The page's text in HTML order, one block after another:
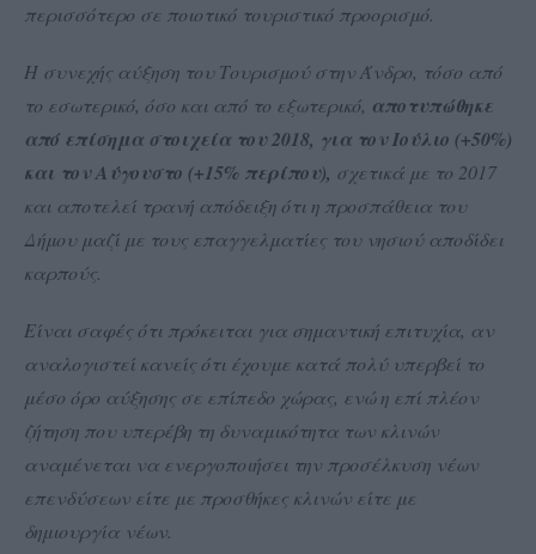
περισσότερο σε ποιοτικό τουριστικό προορισμό.
Η συνεχής αύξηση του Τουρισμού στην Άνδρο, τόσο από
το εσωτερικό, όσο και από το εξωτερικό, αποτυπώθηκε
από επίσημα στοιχεία του 2018, για τον Ιούλιο (+50%)
και τον Αύγουστο (+15% περίπου), σχετικά με το 2017
και αποτελεί τρανή απόδειξη ότι η προσπάθεια του
Δήμου μαζί με τους επαγγελματίες του νησιού αποδίδει
καρπούς.
Είναι σαφές ότι πρόκειται για σημαντική επιτυχία, αν
αναλογιστεί κανείς ότι έχουμε κατά πολύ υπερβεί το
μέσο όρο αύξησης σε επίπεδο χώρας, ενώ η επί πλέον
ζήτηση που υπερέβη τη δυναμικότητα των κλινών
αναμένεται να ενεργοποιήσει την προσέλκυση νέων
επενδύσεων είτε με προσθήκες κλινών είτε με
δημιουργία νέων.